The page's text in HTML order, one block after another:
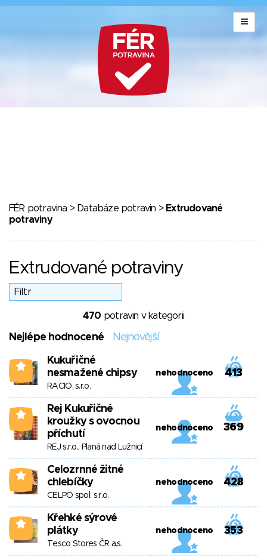
FÉR potravina > Databáze potravin > Extrudované
potraviny
Extrudované potraviny
470 potravin v kategorii
Nejlépe hodnocené Nejnovější
2
Kukuřičné
nesmažené chipsy
RACIO, s.r.o.
nehodnoceno 413
2
Rej Kukuřičné
kroužky s ovocnou
příchutí
REJ s.r.o., Planá nad Lužnicí
nehodnoceno 369
1
Celozrnné žitné
chlebíčky
CELPO spol. s.r.o.
nehodnoceno 428
0
Křehké sýrové
plátky
Tesco Stores ČR a.s.
nehodnoceno 353